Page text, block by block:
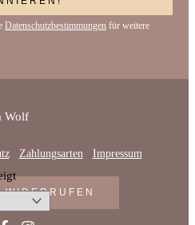
Datenschutzbestimmungen für weitere
Wolf
Zahlungsarten Impressum
WIDERRUFEN